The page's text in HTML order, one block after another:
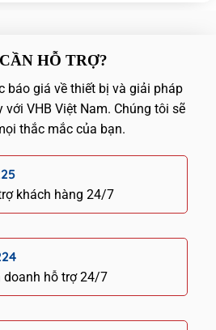
HỖ TRỢ?
báo giá về thiết bị và giải pháp
với VHB Việt Nam. Chúng tôi sẽ
thắc mắc của bạn.
khách hàng 24/7
doanh hỗ trợ 24/7